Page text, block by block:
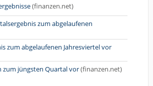
(finanzen.net)
zum abgelaufenen
zum abgelaufenen Jahresviertel vor
zum jüngsten Quartal vor(finanzen.net)